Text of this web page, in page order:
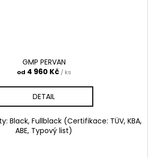
GMP PERVAN
od 4 960 Kč / ks
DETAIL
Black, Fullblack (Certifikace: TÜV, KBA,
ABE, Typový list)